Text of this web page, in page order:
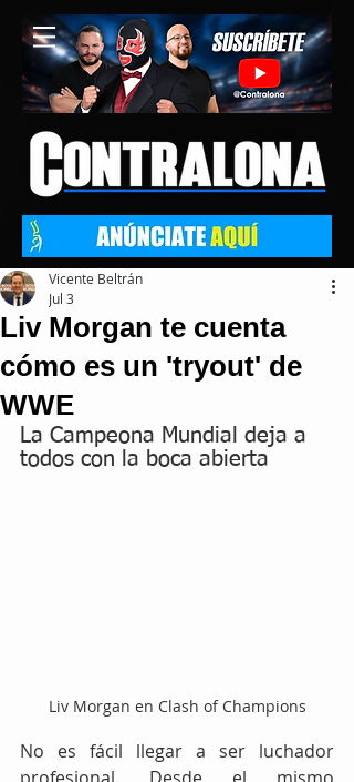
Liv Morgan te cuenta
cómo es un 'tryout' de
WWE
Vicente Beltrán
Jul 3
La Campeona Mundial deja a
todos con la boca abierta
Liv Morgan en Clash of Champions
No es fácil llegar a ser luchador